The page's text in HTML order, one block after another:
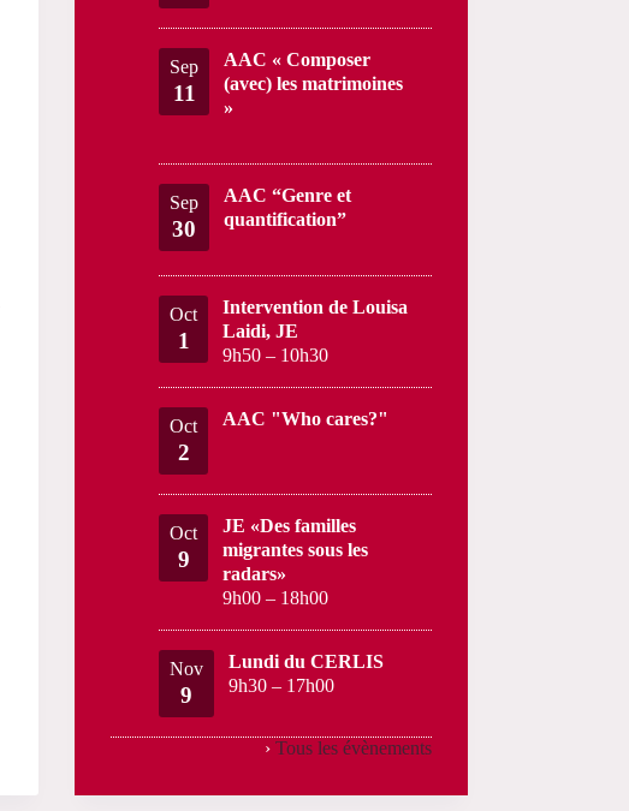
Sep
11
AAC « Composer
(avec) les matrimoines
»
Sep
30
AAC “Genre et
quantification”
Oct
1
Intervention de Louisa
Laidi, JE
9h50 – 10h30
Oct
2
AAC "Who cares?"
Oct
9
JE «Des familles
migrantes sous les
radars»
9h00 – 18h00
Nov
9
Lundi du CERLIS
9h30 – 17h00
› Tous les évènements